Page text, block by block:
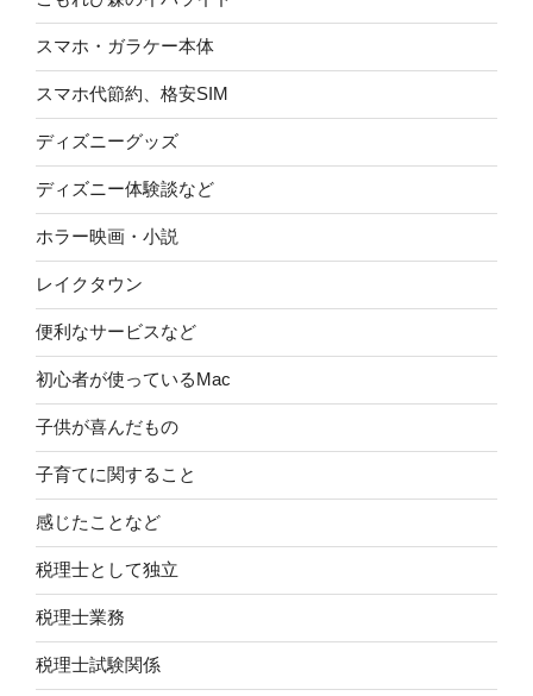
スマホ・ガラケー本体
スマホ代節約、格安SIM
ディズニーグッズ
ディズニー体験談など
ホラー映画・小説
レイクタウン
便利なサービスなど
初心者が使っているMac
子供が喜んだもの
子育てに関すること
感じたことなど
税理士として独立
税理士業務
税理士試験関係